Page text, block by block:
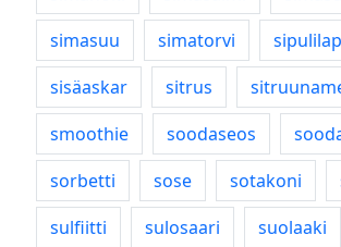
simasuu
simatorvi
sisäaskar
sitrus
smoothie
soodaseos
sorbetti
sose sotakoni
sulfiitti
sulosaari suolaaki